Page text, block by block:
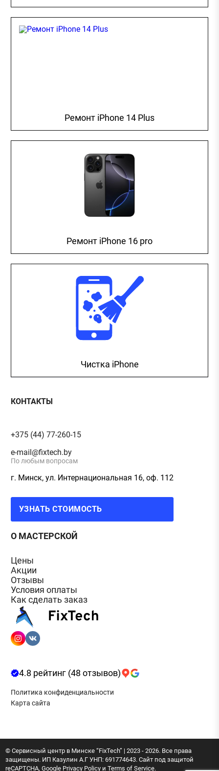
Ремонт iPhone 14 Plus
Ремонт iPhone 16 pro
Чистка iPhone
КОНТАКТЫ
+375 (44) 77-260-15
e-mail@fixtech.by
По любым вопросам
г. Минск, ул. Интернациональная 16, оф. 112
УЗНАТЬ СТОИМОСТЬ
О МАСТЕРСКОЙ
Цены
Акции
Отзывы
Условия оплаты
Как сделать заказ
4.8 рейтинг (48 отзывов)
Политика конфиденциальности
Карта сайта
© Сервисный центр в Минске “FixTech” | 2023 - 2026. Все права
защищены. ИП Казулин А.Г УНП: 691774643. Сайт под защитой
reCAPTCHA,Google Privacy Policy иTerms of Service.